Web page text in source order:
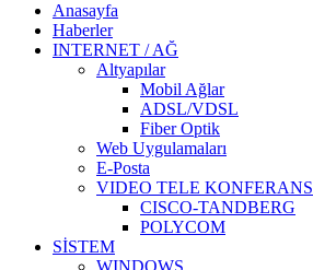
Anasayfa
Haberler
INTERNET / AĞ
Altyapılar
Mobil Ağlar
ADSL/VDSL
Fiber Optik
Web Uygulamaları
E-Posta
VIDEO TELE KONFERANS
CISCO-TANDBERG
POLYCOM
SİSTEM